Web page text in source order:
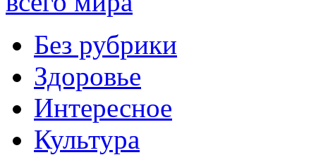
Без рубрики
Здоровье
Интересное
Культура